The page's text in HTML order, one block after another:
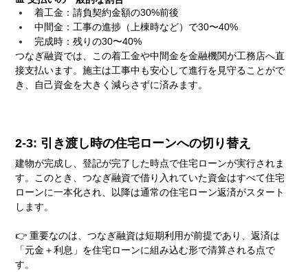
着工金：請負契約金額の30%前後
中間金：工事の進捗（上棟時など）で30〜40%
完成時：残りの30〜40%
つなぎ融資では、この着工金や中間金を金融機関が工務店へ直
接支払います。施主は工事中も安心して進行を見守ることがで
き、自己資金を大きく減らさずに済みます。
2-3: 引き渡し時の住宅ローンへの切り替え
建物が完成し、登記が完了した時点で住宅ローンが実行されま
す。このとき、つなぎ融資で借り入れていた資金はすべて住宅
ローンに一本化され、以降は通常の住宅ローン返済がスタート
します。
👉 重要なのは、つなぎ融資は短期利用が前提であり、返済は
「元金＋利息」を住宅ローンに組み込む形で清算される点で
す。